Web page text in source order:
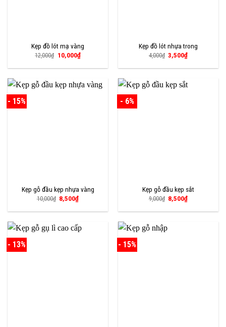
Kẹp đồ lót mạ vàng
12,000₫ Giá
gốc
là:
10,000₫Giá
hiện
tại
10,000₫.
Kẹp đồ lót nhựa trong
4,000₫ Giá
gốc
là:
3,500₫Giá
tại
- 15%
Kẹp gỗ đầu kẹp nhựa vàng
10,000₫ Giá
gốc
là:
8,500₫Giá
tại
- 6%
Kẹp gỗ đầu kẹp sắt
9,000₫ Giá
gốc
là:
8,500₫Giá
tại
- 13% - 15%